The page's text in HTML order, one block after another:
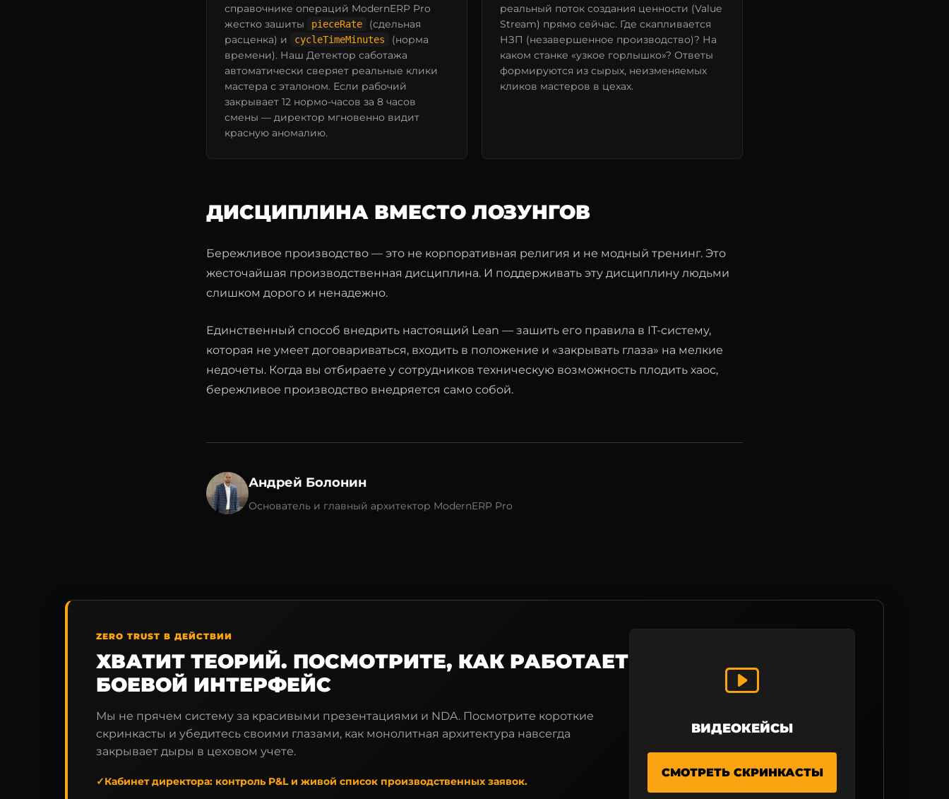
справочнике операций ModernERP Pro
жестко зашиты
pieceRate
(сдельная
расценка) и
cycleTimeMinutes
(норма
времени). Наш Детектор саботажа
автоматически сверяет реальные клики
мастера с эталоном. Если рабочий
закрывает 12 нормо-часов за 8 часов
смены — директор мгновенно видит
красную аномалию.
реальный поток создания ценности (Value
Stream) прямо сейчас. Где скапливается
НЗП (незавершенное производство)? На
каком станке «узкое горлышко»? Ответы
формируются из сырых, неизменяемых
кликов мастеров в цехах.
ДИСЦИПЛИНА ВМЕСТО ЛОЗУНГОВ
Бережливое производство — это не корпоративная религия и не модный тренинг. Это
жесточайшая производственная дисциплина. И поддерживать эту дисциплину людьми
слишком дорого и ненадежно.
Единственный способ внедрить настоящий Lean — зашить его правила в IT-систему,
которая не умеет договариваться, входить в положение и «закрывать глаза» на мелкие
недочеты. Когда вы отбираете у сотрудников техническую возможность плодить хаос,
бережливое производство внедряется само собой.
Андрей Болонин
Основатель и главный архитектор ModernERP Pro
ZERO TRUST В ДЕЙСТВИИ
ХВАТИТ ТЕОРИЙ. ПОСМОТРИТЕ, КАК РАБОТАЕТ
БОЕВОЙ ИНТЕРФЕЙС
Мы не прячем систему за красивыми презентациями и NDA. Посмотрите короткие
скринкасты и убедитесь своими глазами, как монолитная архитектура навсегда
закрывает дыры в цеховом учете.
✓Кабинет директора: контроль P&L и живой список производственных заявок.
ВИДЕОКЕЙСЫ
СМОТРЕТЬ СКРИНКАСТЫ